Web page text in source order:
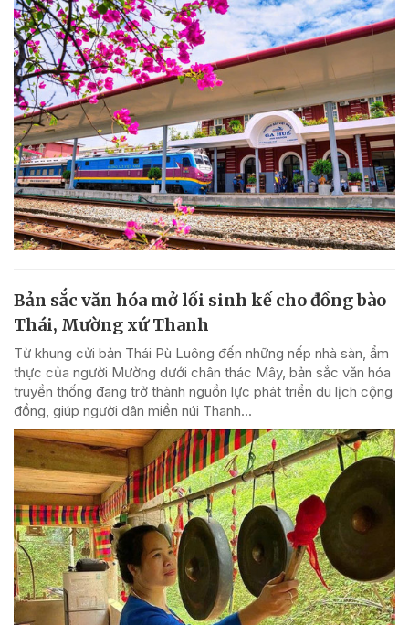
Bản sắc văn hóa mở lối sinh kế cho đồng bào
Thái, Mường xứ Thanh
Từ khung cửi bản Thái Pù Luông đến những nếp nhà sàn, ẩm
thực của người Mường dưới chân thác Mây, bản sắc văn hóa
truyền thống đang trở thành nguồn lực phát triển du lịch cộng
đồng, giúp người dân miền núi Thanh...